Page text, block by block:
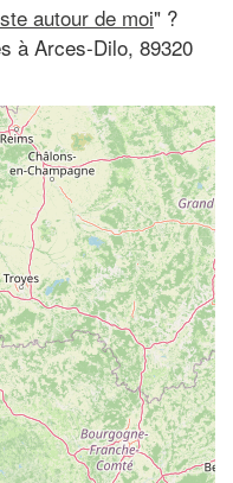
autour de moi" ?
à Arces-Dilo, 89320